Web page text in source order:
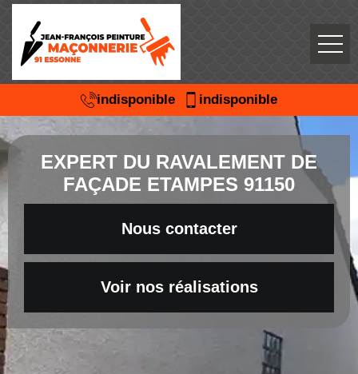
indisponible indisponible
EXPERT DU RAVALEMENT DE
FAÇADE ETAMPES 91150
Nous contacter
Voir nos réalisations